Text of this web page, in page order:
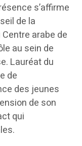
s’affirme
de la
arabe de
au sein de
Lauréat du
de
des jeunes
de son
qui